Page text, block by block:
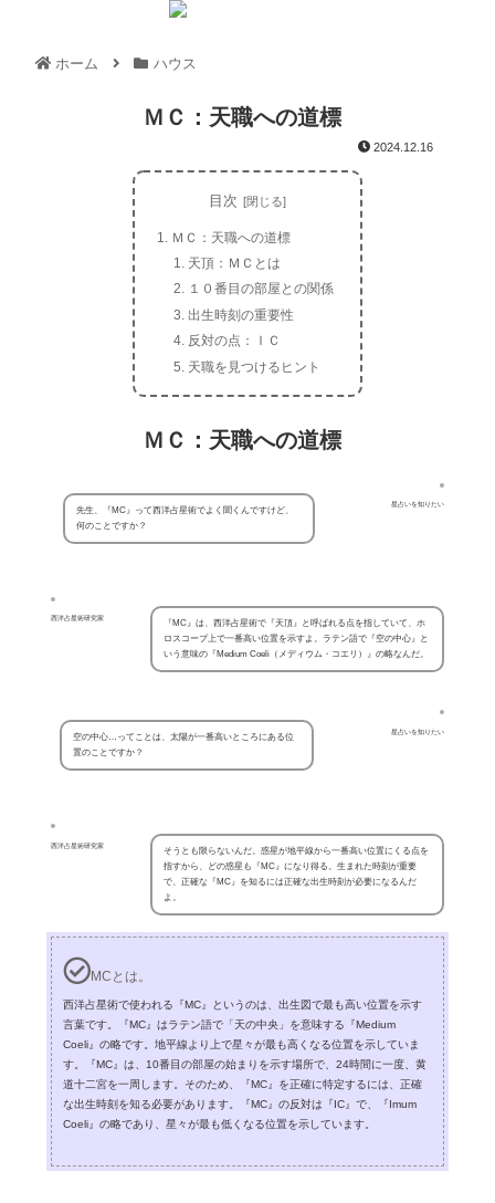
ホーム ハウス
ＭＣ：天職への道標
2024.12.16
目次
ＭＣ：天職への道標
天頂：ＭＣとは
１０番目の部屋との関係
出生時刻の重要性
反対の点：ＩＣ
天職を見つけるヒント
ＭＣ：天職への道標
星占いを知りたい
先生、『MC』って西洋占星術でよく聞くんですけど、
何のことですか？
西洋占星術研究家
『MC』は、西洋占星術で『天頂』と呼ばれる点を指していて、ホ
ロスコープ上で一番高い位置を示すよ。ラテン語で『空の中心』と
いう意味の『Medium Coeli（メディウム・コエリ）』の略なんだ。
星占いを知りたい
空の中心…ってことは、太陽が一番高いところにある位
置のことですか？
西洋占星術研究家
そうとも限らないんだ。惑星が地平線から一番高い位置にくる点を
指すから、どの惑星も『MC』になり得る。生まれた時刻が重要
で、正確な『MC』を知るには正確な出生時刻が必要になるんだ
よ。
MCとは。
西洋占星術で使われる『MC』というのは、出生図で最も高い位置を示す
言葉です。『MC』はラテン語で「天の中央」を意味する『Medium
Coeli』の略です。地平線より上で星々が最も高くなる位置を示していま
す。『MC』は、10番目の部屋の始まりを示す場所で、24時間に一度、黄
道十二宮を一周します。そのため、『MC』を正確に特定するには、正確
な出生時刻を知る必要があります。『MC』の反対は『IC』で、『Imum
Coeli』の略であり、星々が最も低くなる位置を示しています。